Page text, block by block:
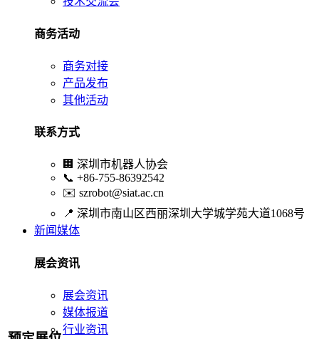
商务活动
商务对接
产品发布
其他活动
联系方式
🏢 深圳市机器人协会
📞 +86-755-86392542
✉️ szrobot@siat.ac.cn
📍 深圳市南山区西丽深圳大学城学苑大道1068号
新闻媒体
展会资讯
展会资讯
媒体报道
行业资讯